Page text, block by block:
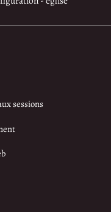
sessions